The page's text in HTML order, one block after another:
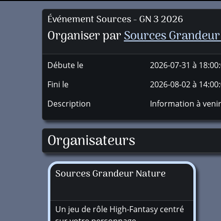
Événement Sources - GN 3 2026
Organiser parSources
Débute le
2026-07-31 à
Fini le
2026-08-02 à
Description
Information à venir
Organisateurs
Sources Grandeur Nature
Un jeu de rôle High-Fantasy centré